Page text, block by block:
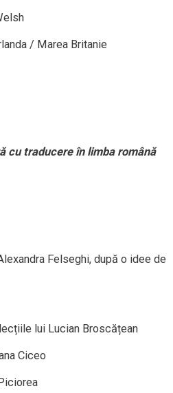
/ Marea Britanie
cu traducere în limba română
Felseghi, după o idee de
lui Lucian Broscățean
Ciceo